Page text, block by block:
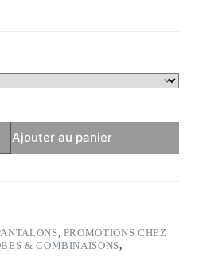
Ajouter au panier
, PROMOTIONS CHEZ
& COMBINAISONS,